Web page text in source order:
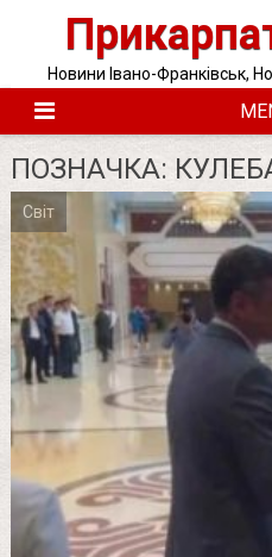
Новини Івано-Франківськ,
ПОЗНАЧКА:
Світ
Posts
pagination